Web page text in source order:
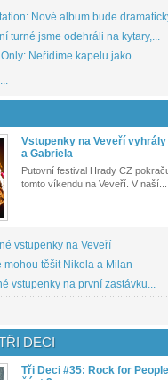
Nové album bude
turné jsme odehráli na kytary,...
Neřídíme kapelu jako...
Vstupenky na Veveří
a Gabriela
Putovní festival Hrady CZ
tomto víkendu na Veveří. V naší...
vstupenky na Veveří
mohou těšit Nikola a Milan
vstupenky na první zastávku...
DECI
Tři Deci #35: Rock for